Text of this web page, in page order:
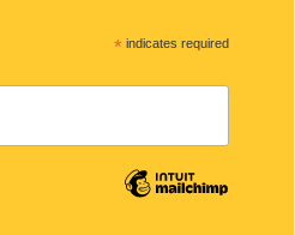
* indicates required